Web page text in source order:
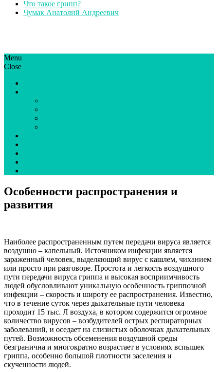
Что такое грипп?
Чумак Анатолий Андреевич
ГрипЮА: симптоми і лікування | Все про грип в Україні
Все про грип в Україні та Києві, профілактика грипу.
Menu
Close
Особенности распространения и
развития
Наиболее распространенным путем передачи вируса является
воздушно – капельный. Источником инфекции является
зараженный человек, выделяющий вирус с кашлем, чиханием
или просто при разговоре. Простота и легкость воздушного
пути передачи вируса гриппа и высокая восприимчивость
людей обусловливают уникальную особенность гриппозной
инфекции – скорость и широту ее распространения. Известно,
что в течение суток через дыхательные пути человека
проходит 15 тыс. Л воздуха, в котором содержится огромное
количество вирусов – возбудителей острых респираторных
заболеваний, и оседает на слизистых оболочках дыхательных
путей. Возможность обсеменения воздушной среды
безгранична и многократно возрастает в условиях вспышек
гриппа, особенно большой плотности заселения и
скученности людей.